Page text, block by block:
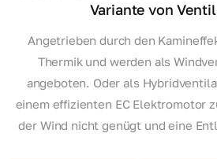
Variante von
Angetrieben durch den
Thermik und werden als
angeboten. Oder als
einem effizienten EC Elektromotor
der Wind nicht genügt und eine